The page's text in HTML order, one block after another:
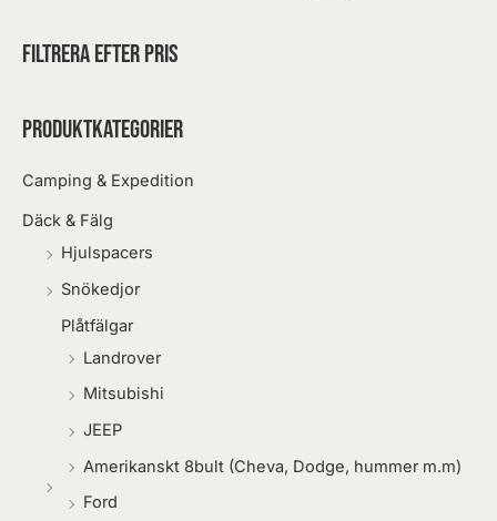
Filtrera efter pris
Produktkategorier
Camping & Expedition
Däck & Fälg
Hjulspacers
Snökedjor
Plåtfälgar
Landrover
Mitsubishi
JEEP
Amerikanskt 8bult (Cheva, Dodge, hummer m.m)
Ford